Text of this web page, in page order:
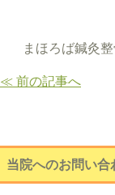
まほろば鍼灸
≪ 前の記事へ
当院へのお問い合